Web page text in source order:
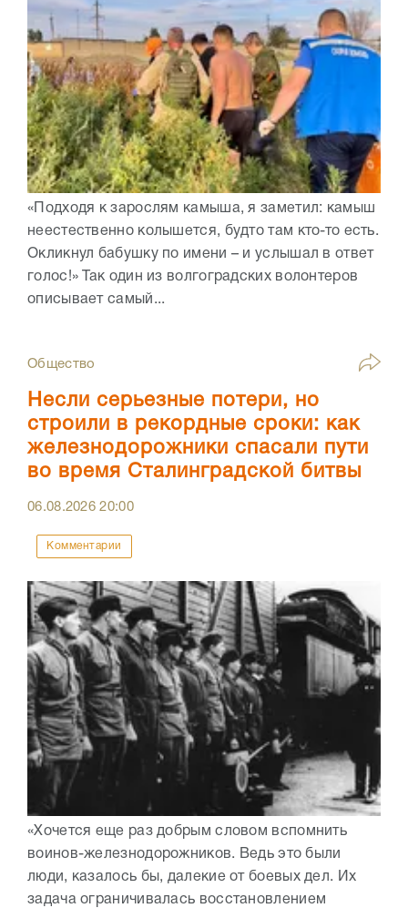
«Подходя к зарослям камыша, я заметил: камыш
неестественно колышется, будто там кто-то есть.
Окликнул бабушку по имени – и услышал в ответ
голос!» Так один из волгоградских волонтеров
описывает самый...
Общество
Несли серьезные потери, но
строили в рекордные сроки: как
железнодорожники спасали пути
во время Сталинградской битвы
06.08.202620:00
Комментарии
«Хочется еще раз добрым словом вспомнить
воинов-железнодорожников. Ведь это были
люди, казалось бы, далекие от боевых дел. Их
задача ограничивалась восстановлением